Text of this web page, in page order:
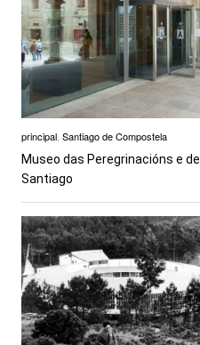
principal Santiago de Compostela
Museo das Peregrinacións e de
Santiago